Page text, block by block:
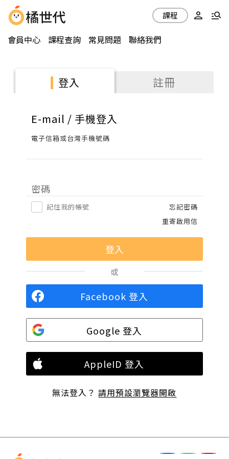
會員中心 課程查詢 常見問題 聯絡我們
課程
登入 註冊
E-mail / 手機登入
電子信箱或台灣手機號碼
密碼
記住我的帳號
忘記密碼
重寄啟用信
或
Facebook 登入
Google 登入
AppleID 登入
無法登入？請用預設瀏覽器開啟